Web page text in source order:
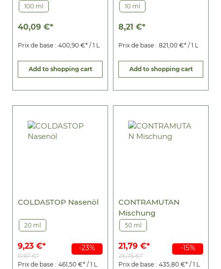
100 ml
40,09 €*
Prix de base : 400,90 €* / 1 L
Add to shopping cart
10 ml
8,21 €*
Prix de base : 821,00 €* / 1 L
Add to shopping cart
-23%
COLDASTOP Nasenöl
20 ml
9,23 €*
11,97 €*
Prix de base : 461,50 €* / 1 L
-15%
CONTRAMUTAN
Mischung
50 ml
21,79 €*
25,75 €*
Prix de base : 435,80 €* / 1 L